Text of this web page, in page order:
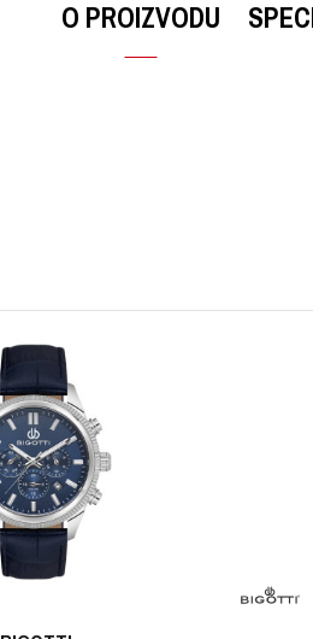
O PROIZVODU